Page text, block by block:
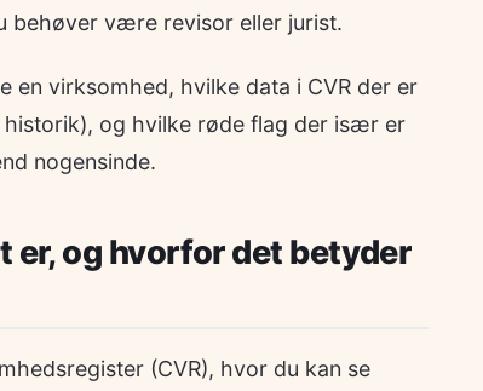
behøver være revisor eller jurist.
en virksomhed, hvilke data i CVR der er
og hvilke røde flag der især er
nogensinde.
og hvorfor det betyder
(CVR), hvor du kan se